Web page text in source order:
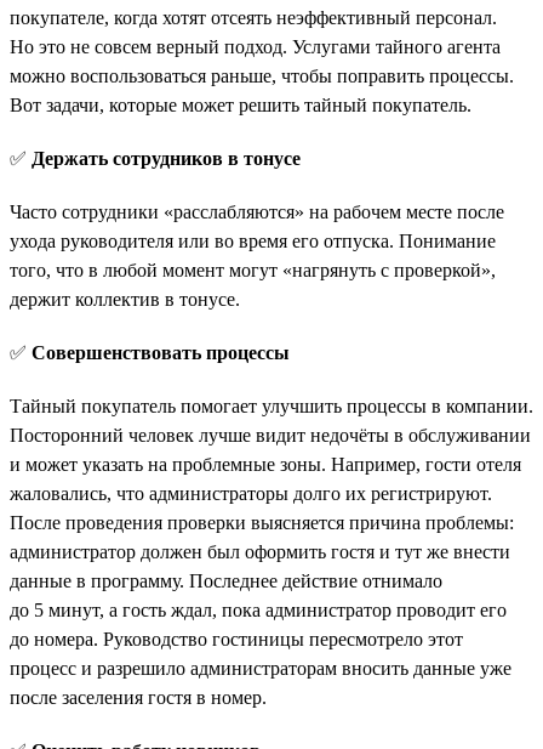
покупателе, когда хотят отсеять неэффективный персонал.
Но это не совсем верный подход. Услугами тайного агента
можно воспользоваться раньше, чтобы поправить процессы.
Вот задачи, которые может решить тайный покупатель.
✅ Держать сотрудников в тонусе
Часто сотрудники «расслабляются» на рабочем месте после
ухода руководителя или во время его отпуска. Понимание
того, что в любой момент могут «нагрянуть с проверкой»,
держит коллектив в тонусе.
✅ Совершенствовать процессы
Тайный покупатель помогает улучшить процессы в компании.
Посторонний человек лучше видит недочёты в обслуживании
и может указать на проблемные зоны. Например, гости отеля
жаловались, что администраторы долго их регистрируют.
После проведения проверки выясняется причина проблемы:
администратор должен был оформить гостя и тут же внести
данные в программу. Последнее действие отнимало
до 5 минут, а гость ждал, пока администратор проводит его
до номера. Руководство гостиницы пересмотрело этот
процесс и разрешило администраторам вносить данные уже
после заселения гостя в номер.